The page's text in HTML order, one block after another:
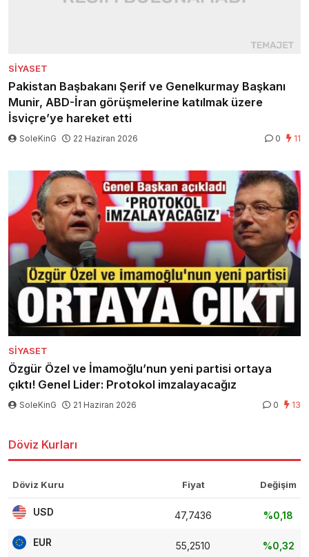
SIYASET
Pakistan Başbakanı Şerif ve Genelkurmay Başkanı
Munir, ABD-İran görüşmelerine katılmak üzere
İsviçre’ye hareket etti
SoleKinG 22 Haziran 2026 0 11
SIYASET
Özgür Özel ve İmamoğlu’nun yeni partisi ortaya
çıktı! Genel Lider: Protokol imzalayacağız
SoleKinG 21 Haziran 2026 0 13
Döviz Kurları
Döviz Kuru Fiyat Değişim
USD 47,7436 %0,18
EUR 55,2510 %0,32